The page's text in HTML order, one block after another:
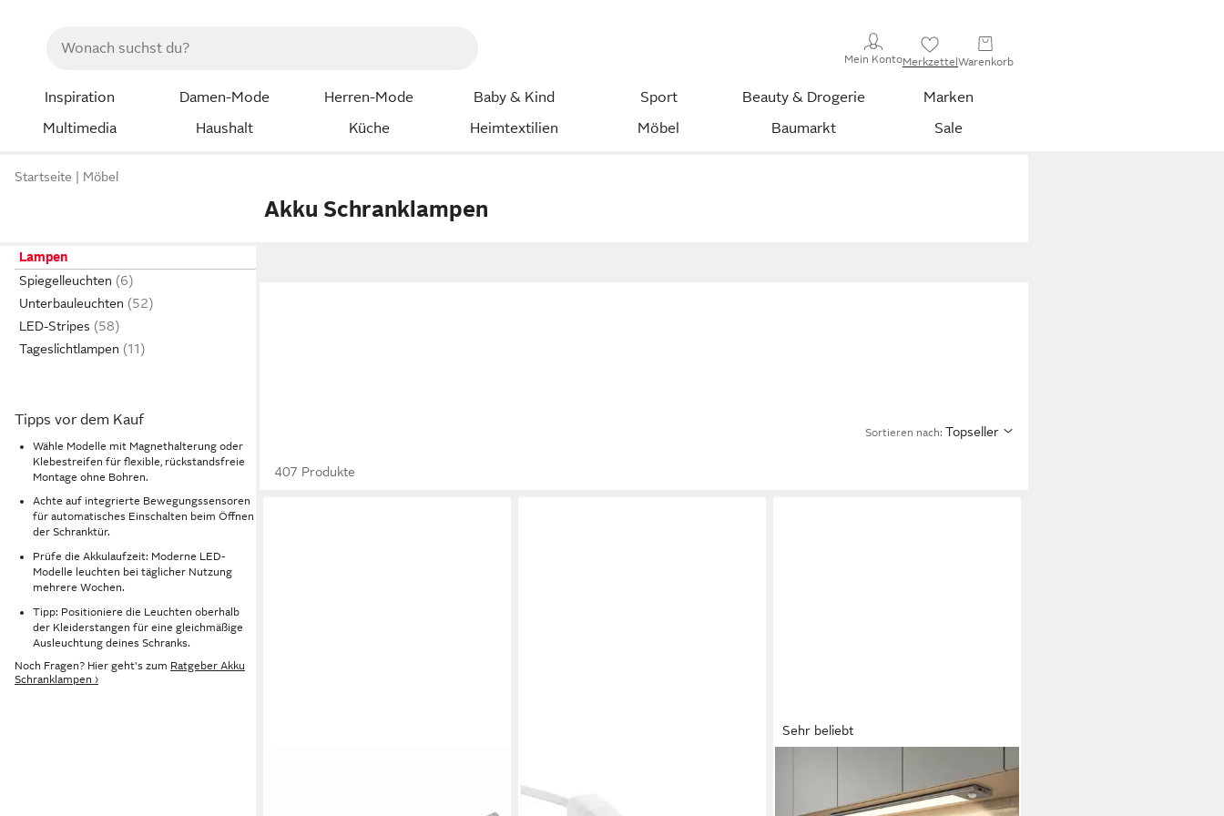
Mein KontoMerkzettelWarenkorb
Inspiration Damen-Mode Herren-Mode Baby & Kind Sport Beauty & Drogerie
Marken
Multimedia
Haushalt Küche Heimtextilien Möbel Baumarkt Sale
Startseite Möbel
Akku Schranklampen
Lampen
Spiegelleuchten
Unterbauleuchten
LED-Stripes
Tageslichtlampen
Tipps vor dem Kauf
Wähle Modelle mit Magnethalterung oder
Klebestreifen für flexible, rückstandsfreie
Montage ohne Bohren.
Achte auf integrierte Bewegungssensoren
für automatisches Einschalten beim Öffnen
der Schranktür.
Prüfe die Akkulaufzeit: Moderne LED-
Modelle leuchten bei täglicher Nutzung
mehrere Wochen.
Tipp: Positioniere die Leuchten oberhalb
der Kleiderstangen für eine gleichmäßige
Ausleuchtung deines Schranks.
Noch Fragen? Hier geht's zum Ratgeber Akku
Schranklampen ›
Sortieren nach: Topseller
407 Produkte
30cm, 4W, 300lm, neutralweiß,
Sehr beliebt
Schrankbeleuchtung Kabellos mit